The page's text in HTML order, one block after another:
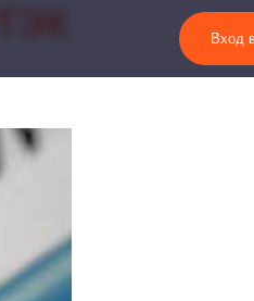
Вход в my.ideco.ru